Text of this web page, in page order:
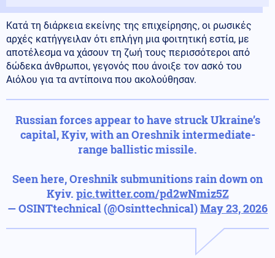
Κατά τη διάρκεια εκείνης της επιχείρησης, οι ρωσικές
αρχές κατήγγειλαν ότι επλήγη μια φοιτητική εστία, με
αποτέλεσμα να χάσουν τη ζωή τους περισσότεροι από
δώδεκα άνθρωποι, γεγονός που άνοιξε τον ασκό του
Αιόλου για τα αντίποινα που ακολούθησαν.
Russian forces appear to have struck Ukraine’s
capital, Kyiv, with an Oreshnik intermediate-
range ballistic missile.
Seen here, Oreshnik submunitions rain down on
Kyiv. pic.twitter.com/pd2wNmiz5Z
— OSINTtechnical (@Osinttechnical)May 23, 2026